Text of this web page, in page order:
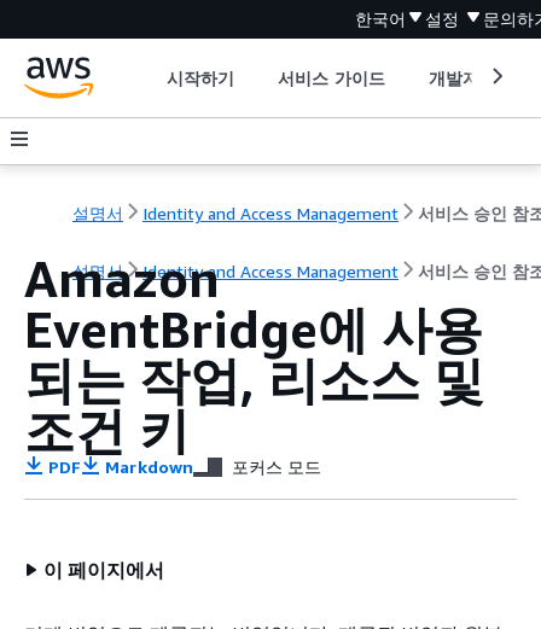
한국어 설정 문의하
시작하기 서비스 가이드 개발자 도구
설명서 Identity and Access Management 서비스 승인 참
설명서 Identity and Access Management 서비스 승인 참
Amazon
EventBridge에 사용
되는 작업, 리소스 및
조건 키
PDF Markdown 포커스 모드
이 페이지에서